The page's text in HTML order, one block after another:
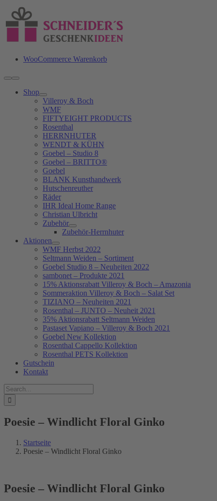
Inhalt
springen
WooCommerce Warenkorb
Toggle
Navigation
Shop
Villeroy & Boch
WMF
FIFTYEIGHT PRODUCTS
Rosenthal
HERRNHUTER
WENDT & KÜHN
Goebel – Studio 8
Goebel – BRITTO®
Goebel
BLANK Kunsthandwerk
Hutschenreuther
Räder
IHR Ideal Home Range
Christian Ulbricht
Zubehör
Zubehör-Herrnhuter
Aktionen
WMF Herbst 2022
Seltmann Weiden – Sortiment
Goebel Studio 8 – Neuheiten 2022
sambonet – Produkte 2021
15% Aktionsrabatt Villeroy & Boch – Amazonia
Sommeraktion Villeroy & Boch – Salat Set
TIZIANO – Neuheiten 2021
Rosenthal – JUNTO – Neuheit 2021
35% Aktionsrabatt Seltmann Weiden
Pastaset Vapiano – Villeroy & Boch 2021
Goebel New Kollektion
Rosenthal Cappello Kollektion
Rosenthal PETS Kollektion
Gutschein
Kontakt
Suche
nach:
Poesie – Windlicht Floral Ginko
Startseite
Poesie – Windlicht Floral Ginko
Poesie – Windlicht Floral Ginko